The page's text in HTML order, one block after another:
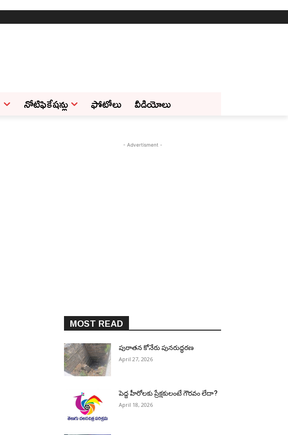
నోటిఫికేషన్లు ఫోటోలు వీడియోలు
- Advertisment -
MOST READ
పురాత‌న కోనేరు పున‌రుద్ధ‌ర‌ణ
April 27, 2026
పెద్ద హీరోల‌కు ప్రేక్ష‌కులంటే గౌర‌వం లేదా?
April 18, 2026